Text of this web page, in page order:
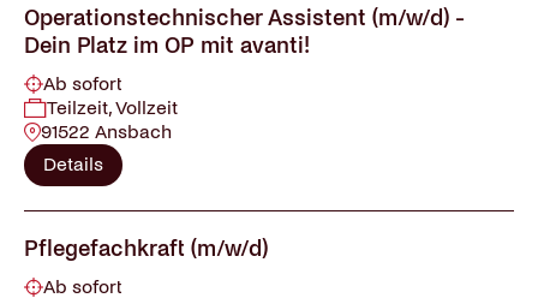
Operationstechnischer Assistent (m/w/d) -
Dein Platz im OP mit avanti!
Ab sofort
Teilzeit, Vollzeit
91522 Ansbach
Details
Pflegefachkraft (m/w/d)
Ab sofort